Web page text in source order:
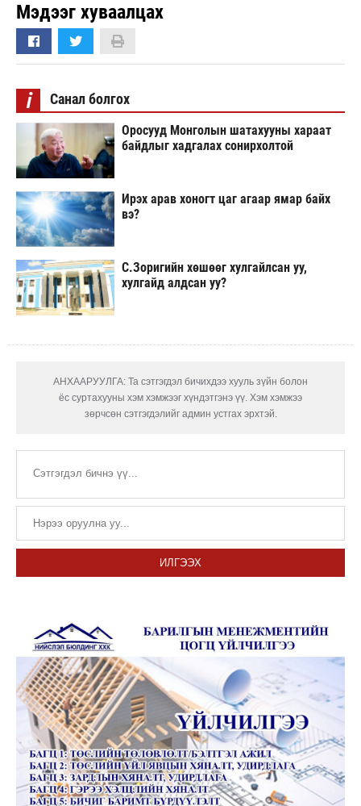
Мэдээг хуваалцах
i Санал болгох
Оросууд Монголын шатахууны хараат
байдлыг хадгалах сонирхолтой
Ирэх арав хоногт цаг агаар ямар байх
вэ?
С.Зоригийн хөшөөг хулгайлсан уу,
хулгайд алдсан уу?
АНХААРУУЛГА: Та сэтгэгдэл бичихдээ хууль зүйн болон
ёс суртахууны хэм хэмжээг хүндэтгэнэ үү. Хэм хэмжээ
зөрчсөн сэтгэгдэлийг админ устгах эрхтэй.
ИЛГЭЭХ